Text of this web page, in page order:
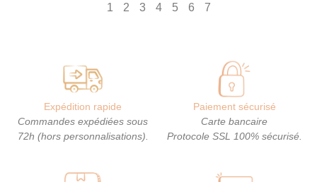
1 2 3 4 5 6 7
Expédition rapide
Commandes expédiées sous
72h (hors personnalisations).
Paiement sécurisé
Carte bancaire
Protocole SSL 100% sécurisé.